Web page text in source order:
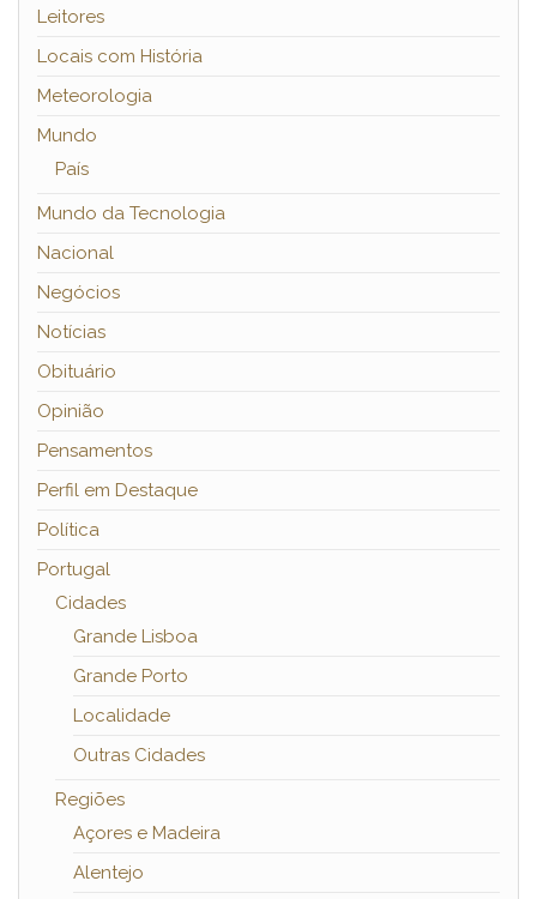
Leitores
Locais com História
Meteorologia
Mundo
País
Mundo da Tecnologia
Nacional
Negócios
Notícias
Obituário
Opinião
Pensamentos
Perfil em Destaque
Política
Portugal
Cidades
Grande Lisboa
Grande Porto
Localidade
Outras Cidades
Regiões
Açores e Madeira
Alentejo